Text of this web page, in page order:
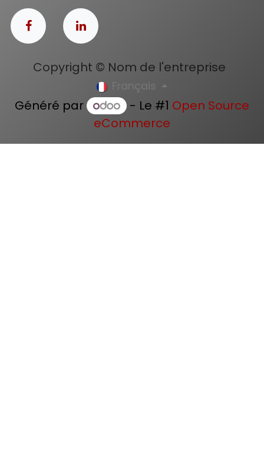
Copyright © Nom de l'entreprise
Français
Généré par - Le #1 Open Source
eCommerce